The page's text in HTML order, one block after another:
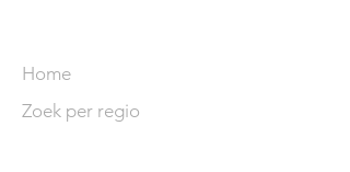
Home
Zoek per regio